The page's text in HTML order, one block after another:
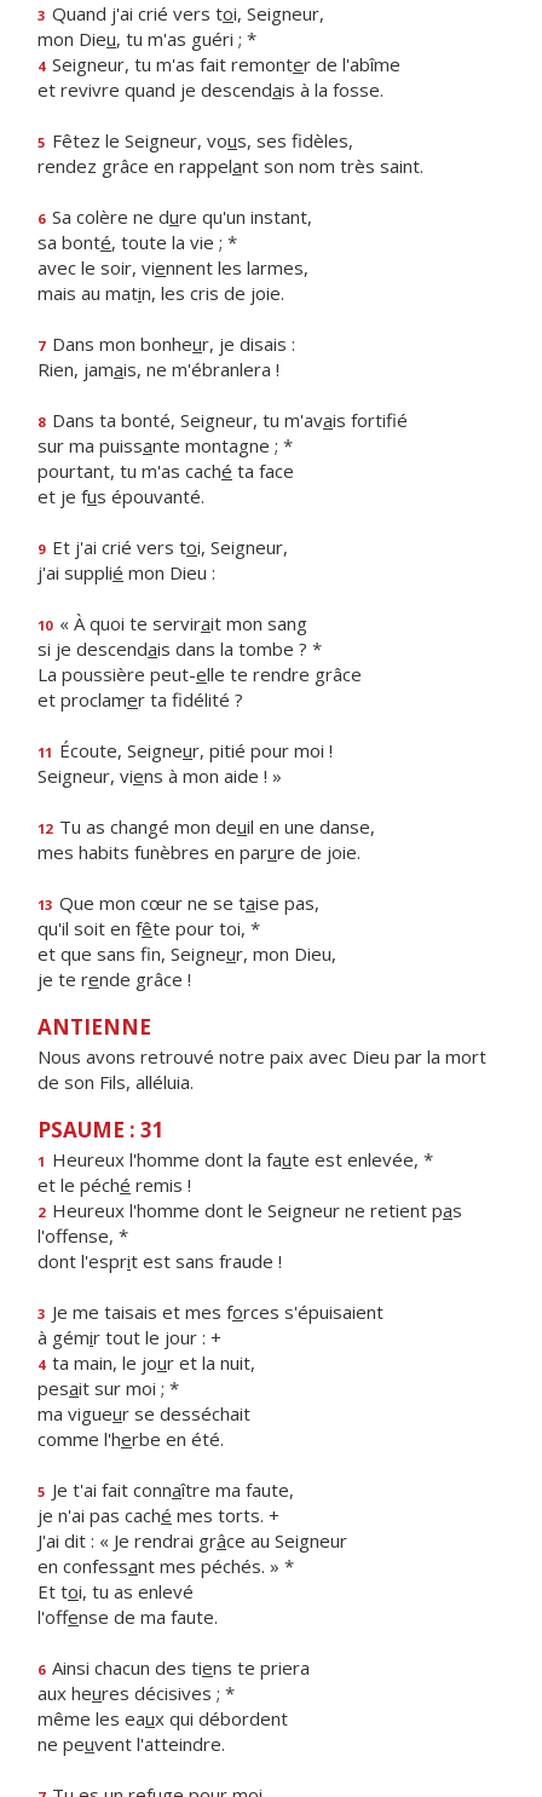
3 Quand j'ai crié vers toi, Seigneur,
mon Dieu, tu m'as guéri ; *
4 Seigneur, tu m'as fait remonter de l'abîme
et revivre quand je descendais à la fosse.
5 Fêtez le Seigneur, vous, ses fidèles,
rendez grâce en rappelant son nom très saint.
6 Sa colère ne dure qu'un instant,
sa bonté, toute la vie ; *
avec le soir, viennent les larmes,
mais au matin, les cris de joie.
7 Dans mon bonheur, je disais :
Rien, jamais, ne m'ébranlera !
8 Dans ta bonté, Seigneur, tu m'avais fortifié
sur ma puissante montagne ; *
pourtant, tu m'as caché ta face
et je fus épouvanté.
9 Et j'ai crié vers toi, Seigneur,
j'ai supplié mon Dieu :
10 « À quoi te servirait mon sang
si je descendais dans la tombe ? *
La poussière peut-elle te rendre grâce
et proclamer ta fidélité ?
11 Écoute, Seigneur, pitié pour moi !
Seigneur, viens à mon aide ! »
12 Tu as changé mon deuil en une danse,
mes habits funèbres en parure de joie.
13 Que mon cœur ne se taise pas,
qu'il soit en fête pour toi, *
et que sans fin, Seigneur, mon Dieu,
je te rende grâce !
ANTIENNE
Nous avons retrouvé notre paix avec Dieu par la mort
de son Fils, alléluia.
PSAUME : 31
1 Heureux l'homme dont la faute est enlevée, *
et le péché remis !
2 Heureux l'homme dont le Seigneur ne retient pas
l'offense, *
dont l'esprit est sans fraude !
3 Je me taisais et mes forces s'épuisaient
à gémir tout le jour : +
4 ta main, le jour et la nuit,
pesait sur moi ; *
ma vigueur se desséchait
comme l'herbe en été.
5 Je t'ai fait connaître ma faute,
je n'ai pas caché mes torts. +
J'ai dit : « Je rendrai grâce au Seigneur
en confessant mes péchés. » *
Et toi, tu as enlevé
l'offense de ma faute.
6 Ainsi chacun des tiens te priera
aux heures décisives ; *
même les eaux qui débordent
ne peuvent l'atteindre.